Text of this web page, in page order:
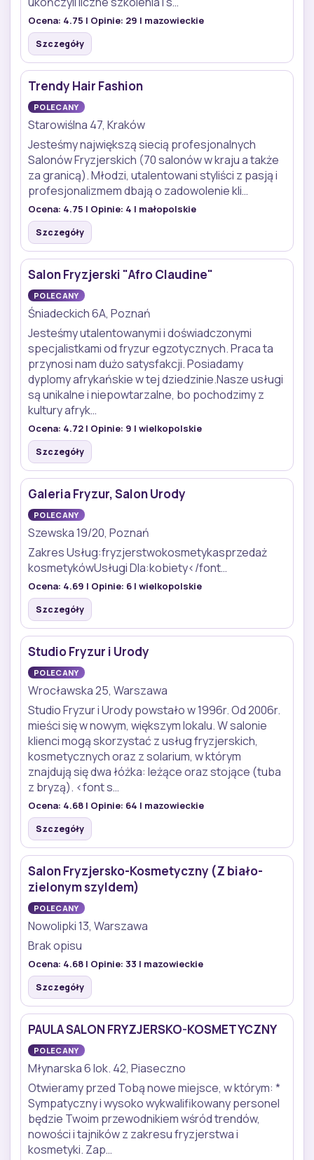
Ocena: 4.75 | Opinie: 29 | mazowieckie
Szczegóły
Trendy Hair Fashion
POLECANY
Starowiślna 47, Kraków
Jesteśmy największą siecią profesjonalnych
Salonów Fryzjerskich (70 salonów w kraju a także
za granicą). Młodzi, utalentowani styliści z pasją i
profesjonalizmem dbają o zadowolenie kli…
Ocena: 4.75 | Opinie: 4 | małopolskie
Szczegóły
Salon Fryzjerski "Afro Claudine"
POLECANY
Śniadeckich 6A, Poznań
Jesteśmy utalentowanymi i doświadczonymi
specjalistkami od fryzur egzotycznych. Praca ta
przynosi nam dużo satysfakcji. Posiadamy
dyplomy afrykańskie w tej dziedzinie.Nasze usługi
są unikalne i niepowtarzalne, bo pochodzimy z
kultury afryk…
Ocena: 4.72 | Opinie: 9 | wielkopolskie
Szczegóły
Galeria Fryzur, Salon Urody
POLECANY
Szewska 19/20, Poznań
Zakres Usług:fryzjerstwokosmetykasprzedaż
kosmetykówUsługi Dla:kobiety</font…
Ocena: 4.69 | Opinie: 6 | wielkopolskie
Szczegóły
Studio Fryzur i Urody
POLECANY
Wrocławska 25, Warszawa
Studio Fryzur i Urody powstało w 1996r. Od 2006r.
mieści się w nowym, większym lokalu. W salonie
klienci mogą skorzystać z usług fryzjerskich,
kosmetycznych oraz z solarium, w którym
znajdują się dwa łóżka: leżące oraz stojące (tuba
z bryzą). <font s…
Ocena: 4.68 | Opinie: 64 | mazowieckie
Szczegóły
Salon Fryzjersko-Kosmetyczny (Z biało-
zielonym szyldem)
POLECANY
Nowolipki 13, Warszawa
Brak opisu
Ocena: 4.68 | Opinie: 33 | mazowieckie
Szczegóły
PAULA SALON FRYZJERSKO-KOSMETYCZNY
POLECANY
Młynarska 6 lok. 42, Piaseczno
Otwieramy przed Tobą nowe miejsce, w którym: *
Sympatyczny i wysoko wykwalifikowany personel
będzie Twoim przewodnikiem wśród trendów,
nowości i tajników z zakresu fryzjerstwa i
kosmetyki. Zap…